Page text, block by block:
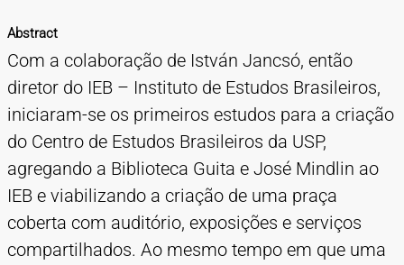
Abstract
Com a colaboração de István Jancsó, então
diretor do IEB – Instituto de Estudos Brasileiros,
iniciaram-se os primeiros estudos para a criação
do Centro de Estudos Brasileiros da USP,
agregando a Biblioteca Guita e José Mindlin ao
IEB e viabilizando a criação de uma praça
coberta com auditório, exposições e serviços
compartilhados. Ao mesmo tempo em que uma